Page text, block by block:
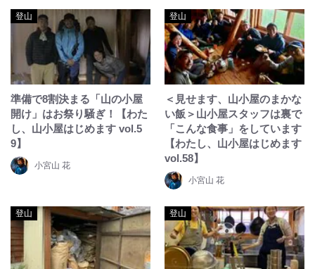
登山
準備で8割決まる「山の小屋
開け」はお祭り騒ぎ！【わた
し、山小屋はじめます vol.5
9】
小宮山 花
登山
＜見せます、山小屋のまかな
い飯＞山小屋スタッフは裏で
「こんな食事」をしています
【わたし、山小屋はじめます
vol.58】
小宮山 花
登山 登山